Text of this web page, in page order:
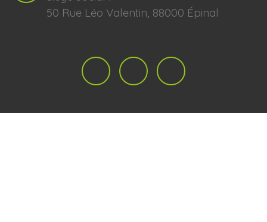
50 Rue Léo Valentin, 88000 Épinal